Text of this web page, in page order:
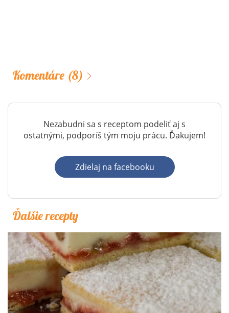
Komentáre (8)
Nezabudni sa s receptom podeliť aj s
ostatnými, podporíš tým moju prácu. Ďakujem!
Zdielaj na facebooku
Ďalšie recepty